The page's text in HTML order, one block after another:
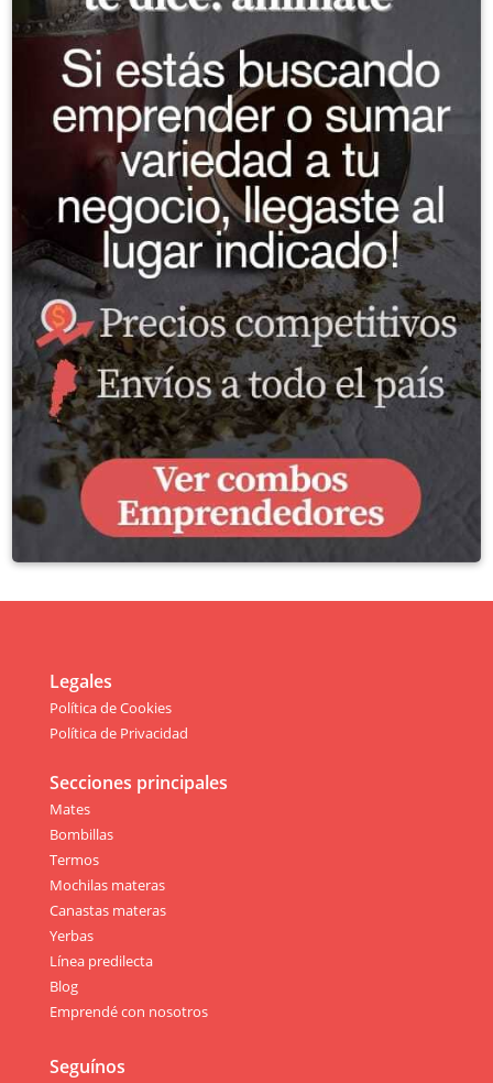
Legales
Política de Cookies
Política de Privacidad
Secciones principales
Mates
Bombillas
Termos
Mochilas materas
Canastas materas
Yerbas
Línea predilecta
Blog
Emprendé con nosotros
Seguínos